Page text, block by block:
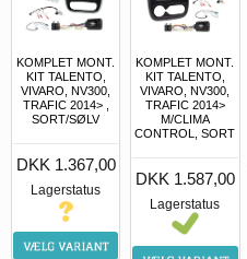
KOMPLET MONT.
KIT TALENTO,
VIVARO, NV300,
TRAFIC 2014> ,
SORT/SØLV
DKK 1.367,00
Lagerstatus
KOMPLET MONT.
KIT TALENTO,
VIVARO, NV300,
TRAFIC 2014>
M/CLIMA
CONTROL, SORT
DKK 1.587,00
Lagerstatus